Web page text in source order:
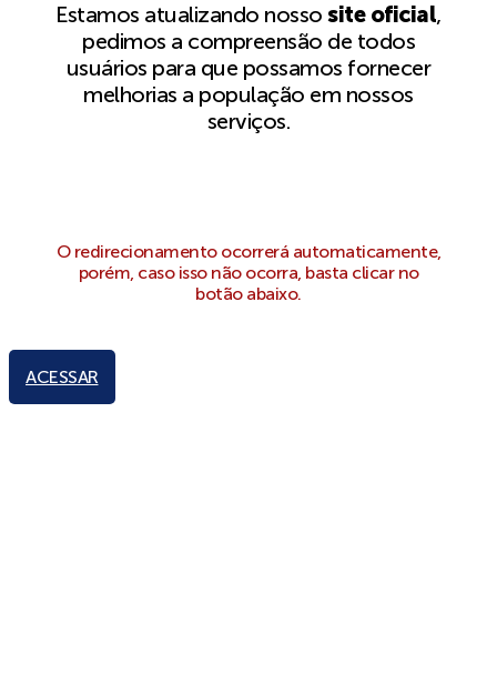
Estamos atualizando nossosite oficial,
pedimos a compreensão de todos
usuários para que possamos fornecer
melhorias a população em nossos
serviços.
O redirecionamento ocorrerá automaticamente,
porém, caso isso não ocorra, basta clicar no
botão abaixo.
ACESSAR